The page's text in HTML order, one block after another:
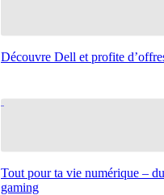
Découvre Dell et profite
Tout pour ta vie numérique –
gaming